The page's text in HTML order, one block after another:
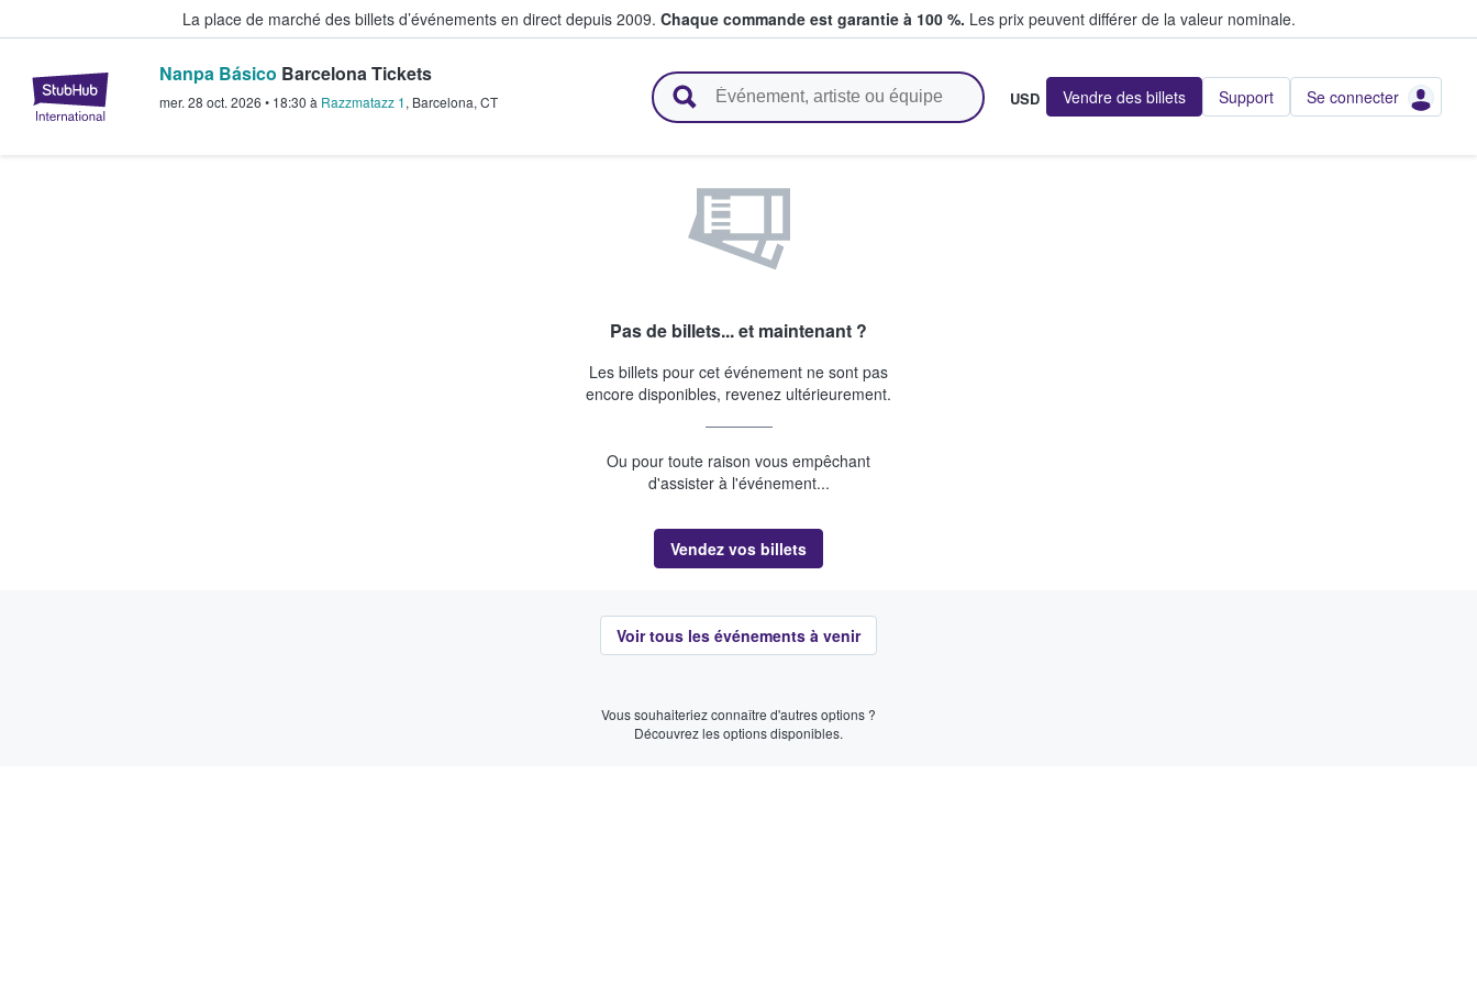
La place de marché des billets d’événements en direct depuis 2009. Chaque commande est garantie à 100 %. Les prix peuvent différer de la valeur nominale.
StubHub - Où les fans achètent et vendent des billets
Nanpa Básico Barcelona Tickets
mer. 28 oct. 2026 • 18:30 à Razzmatazz 1, Barcelona, CT USD Vendre des billets Support Se connecter
Pas de billets... et maintenant ?
Les billets pour cet événement ne sont pas
encore disponibles, revenez ultérieurement.
Ou pour toute raison vous empêchant
d'assister à l'événement...
Vendez vos billets
Voir tous les événements à venir
Vous souhaiteriez connaître d'autres options ?
Découvrez les options disponibles.